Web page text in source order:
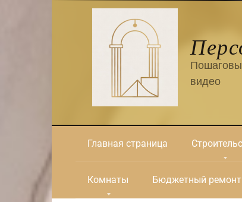
видео
Главная страница
Комнаты Бюджетный ремонт